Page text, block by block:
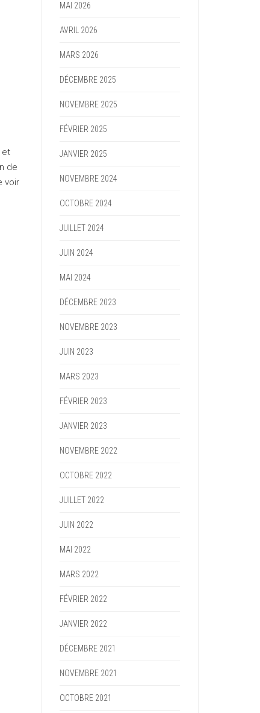
et
de
voir
MAI 2026
AVRIL 2026
MARS 2026
DÉCEMBRE 2025
NOVEMBRE 2025
FÉVRIER 2025
JANVIER 2025
NOVEMBRE 2024
OCTOBRE 2024
JUILLET 2024
JUIN 2024
MAI 2024
DÉCEMBRE 2023
NOVEMBRE 2023
JUIN 2023
MARS 2023
FÉVRIER 2023
JANVIER 2023
NOVEMBRE 2022
OCTOBRE 2022
JUILLET 2022
JUIN 2022
MAI 2022
MARS 2022
FÉVRIER 2022
JANVIER 2022
DÉCEMBRE 2021
NOVEMBRE 2021
OCTOBRE 2021